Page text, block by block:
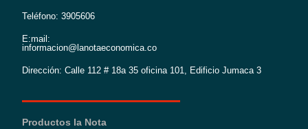
Teléfono: 3905606
E:mail:
informacion@lanotaeconomica.co
Dirección: Calle 112 # 18a 35 oficina 101, Edificio Jumaca 3
Productos la Nota